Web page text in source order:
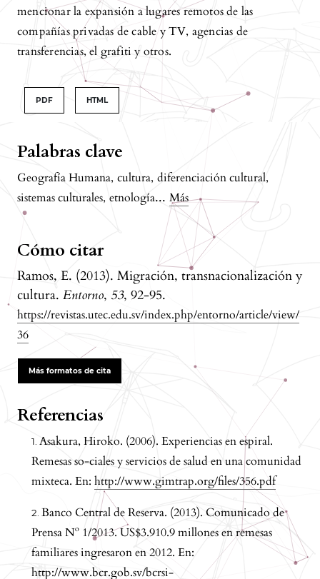
Palabras clave
Geografía Humana, cultura, diferenciación cultural,
sistemas culturales, etnología... Más
Cómo citar
Ramos, E. (2013). Migración, transnacionalización y
cultura. Entorno, 53, 92-95.
https://revistas.utec.edu.sv/index.php/entorno/article/view/
36
Más formatos de cita
mencionar la expansión a lugares remotos de las
compañías privadas de cable y TV, agencias de
transferencias, el grafiti y otros.
PDF HTML
Referencias
Asakura, Hiroko. (2006). Experiencias en espiral.
Remesas so-ciales y servicios de salud en una comunidad
mixteca. En: http://www.gimtrap.org/files/356.pdf
Banco Central de Reserva. (2013). Comunicado de
Prensa Nº 1/2013. US$3.910.9 millones en remesas
familiares ingresaron en 2012. En:
http://www.bcr.gob.sv/bcrsi-